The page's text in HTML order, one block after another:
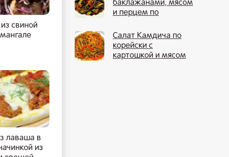
свиной
лаваша в
из
баклажанами, мясом
и перцем по
Салат Камдича по
корейски с
картошкой и мясом